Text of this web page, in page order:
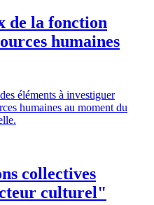
de la fonction
humaines
éléments à investiguer
humaines au moment du
collectives
culturel"